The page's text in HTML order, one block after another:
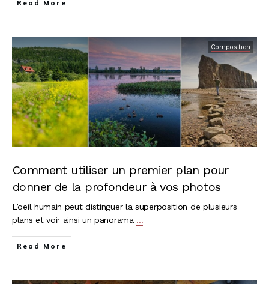
Read More
Composition
Comment utiliser un premier plan pour
donner de la profondeur à vos photos
L’oeil humain peut distinguer la superposition de plusieurs
plans et voir ainsi un panorama ...
Read More